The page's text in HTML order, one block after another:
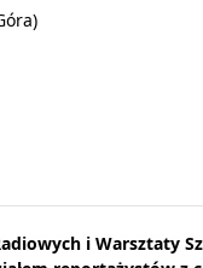
i Warsztaty